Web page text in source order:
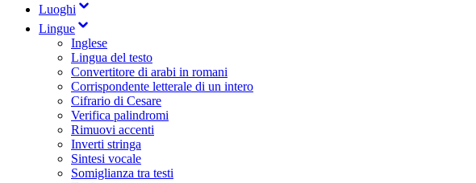
Luoghi
Lingue
Inglese
Lingua del testo
Convertitore di arabi in romani
Corrispondente letterale di un intero
Cifrario di Cesare
Verifica palindromi
Rimuovi accenti
Inverti stringa
Sintesi vocale
Somiglianza tra testi